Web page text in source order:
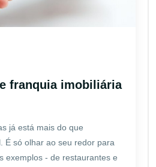
franquia imobiliária
já está mais do que
É só olhar ao seu redor para
exemplos - de restaurantes e